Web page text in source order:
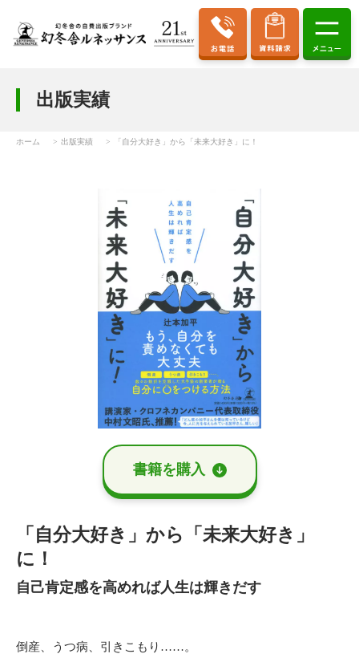
出版実績
ホーム 出版実績 「自分大好き」から「未来大好き」に！
書籍を購⼊
「自分大好き」から「未来大好き」
に！
自己肯定感を高めれば人生は輝きだす
倒産、うつ病、引きこもり……。